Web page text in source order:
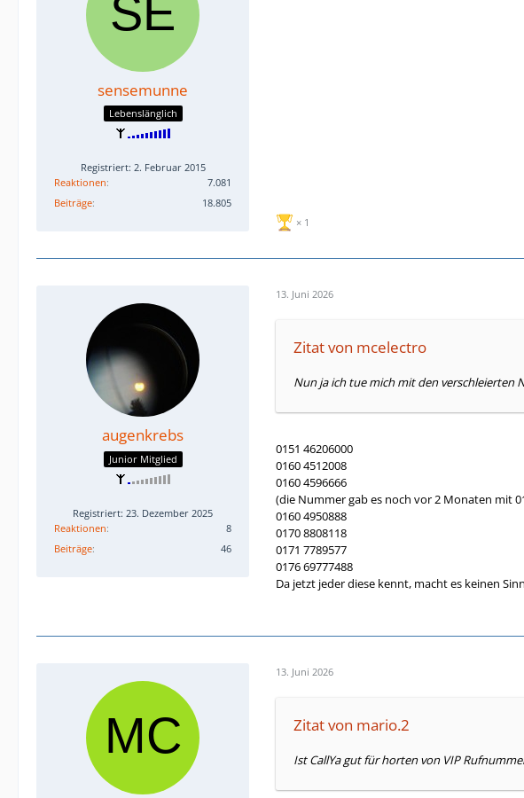
sensemunne
Lebenslänglich
Registriert: 2. Februar 2015
Reaktionen
7.081
Beiträge
18.805
1
augenkrebs
Junior Mitglied
Registriert: 23. Dezember 2025
Reaktionen
8
Beiträge
46
13. Juni 2026
Zitat von mcelectro
Nun ja ich tue mich mit den verschleierten
0151 46206000
0160 4512008
0160 4596666
(die Nummer gab es noch vor 2 Monaten mit
0160 4950888
0170 8808118
0171 7789577
0176 69777488
Da jetzt jeder diese kennt, macht es keinen
13. Juni 2026
Zitat von mario.2
Ist CallYa gut für horten von VIP